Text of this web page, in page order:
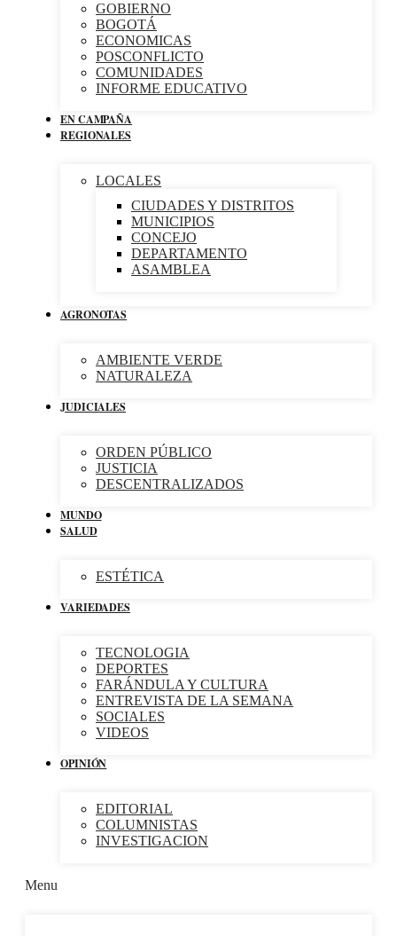
GOBIERNO
BOGOTÁ
ECONOMICAS
POSCONFLICTO
COMUNIDADES
INFORME EDUCATIVO
EN CAMPAÑA
REGIONALES
LOCALES
CIUDADES Y DISTRITOS
MUNICIPIOS
CONCEJO
DEPARTAMENTO
ASAMBLEA
AGRONOTAS
AMBIENTE VERDE
NATURALEZA
JUDICIALES
ORDEN PÚBLICO
JUSTICIA
DESCENTRALIZADOS
MUNDO
SALUD
ESTÉTICA
VARIEDADES
TECNOLOGIA
DEPORTES
FARÁNDULA Y CULTURA
ENTREVISTA DE LA SEMANA
SOCIALES
VIDEOS
OPINIÓN
EDITORIAL
COLUMNISTAS
INVESTIGACION
Menu